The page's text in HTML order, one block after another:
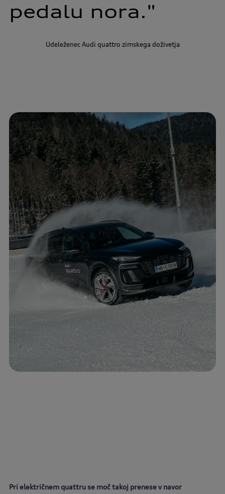
pedalu nora."
Udeleženec Audi quattro zimskega doživetja
Pri električnem quattru se moč takoj prenese v navor